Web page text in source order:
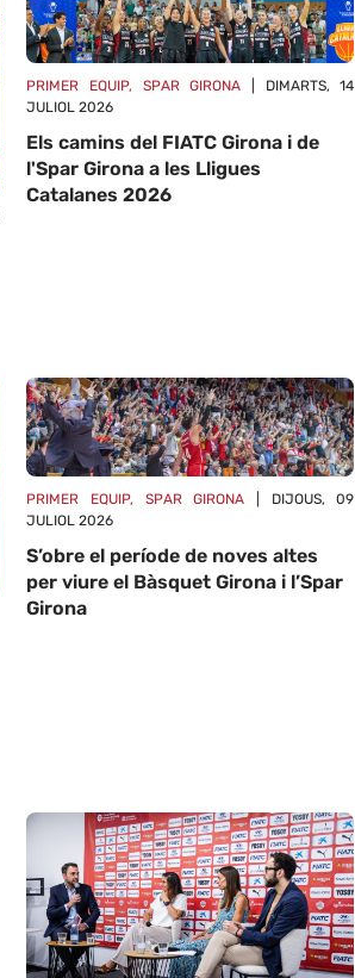
PRIMER EQUIP, SPAR GIRONA | DIMARTS, 14
JULIOL 2026
Els camins del FIATC Girona i de
l'Spar Girona a les Lligues
Catalanes 2026
PRIMER EQUIP, SPAR GIRONA | DIJOUS, 09
JULIOL 2026
S’obre el període de noves altes
per viure el Bàsquet Girona i l’Spar
Girona